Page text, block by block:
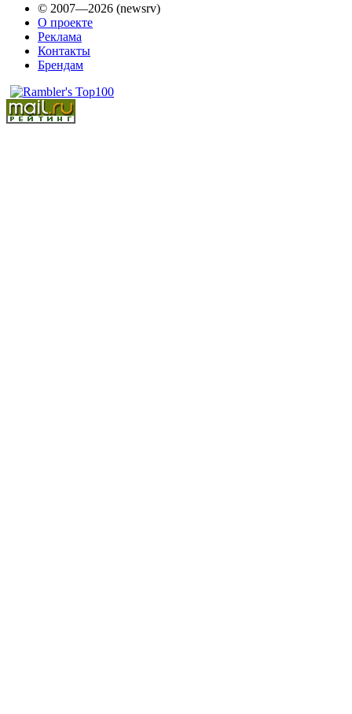
© 2007—2026 (newsrv)
О проекте
Реклама
Контакты
Брендам